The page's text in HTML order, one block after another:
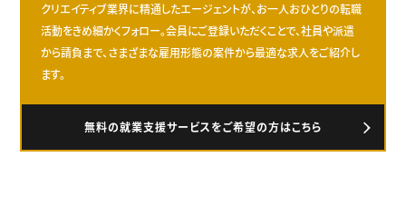
クリエイティブ業界に精通したエージェントが、お一人おひとりの転職
活動をきめ細かくフォロー。会員にご登録いただくことで、社員や派遣
から請負まで、さまざまな雇用形態の案件から最適な求人をご紹介し
ます。
無料の就業支援サービスをご希望の方はこちら